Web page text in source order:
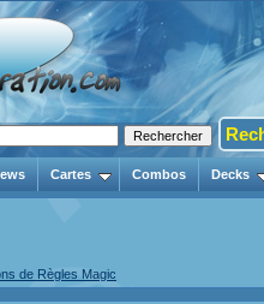
Cartes Combos Decks
de Règles Magic